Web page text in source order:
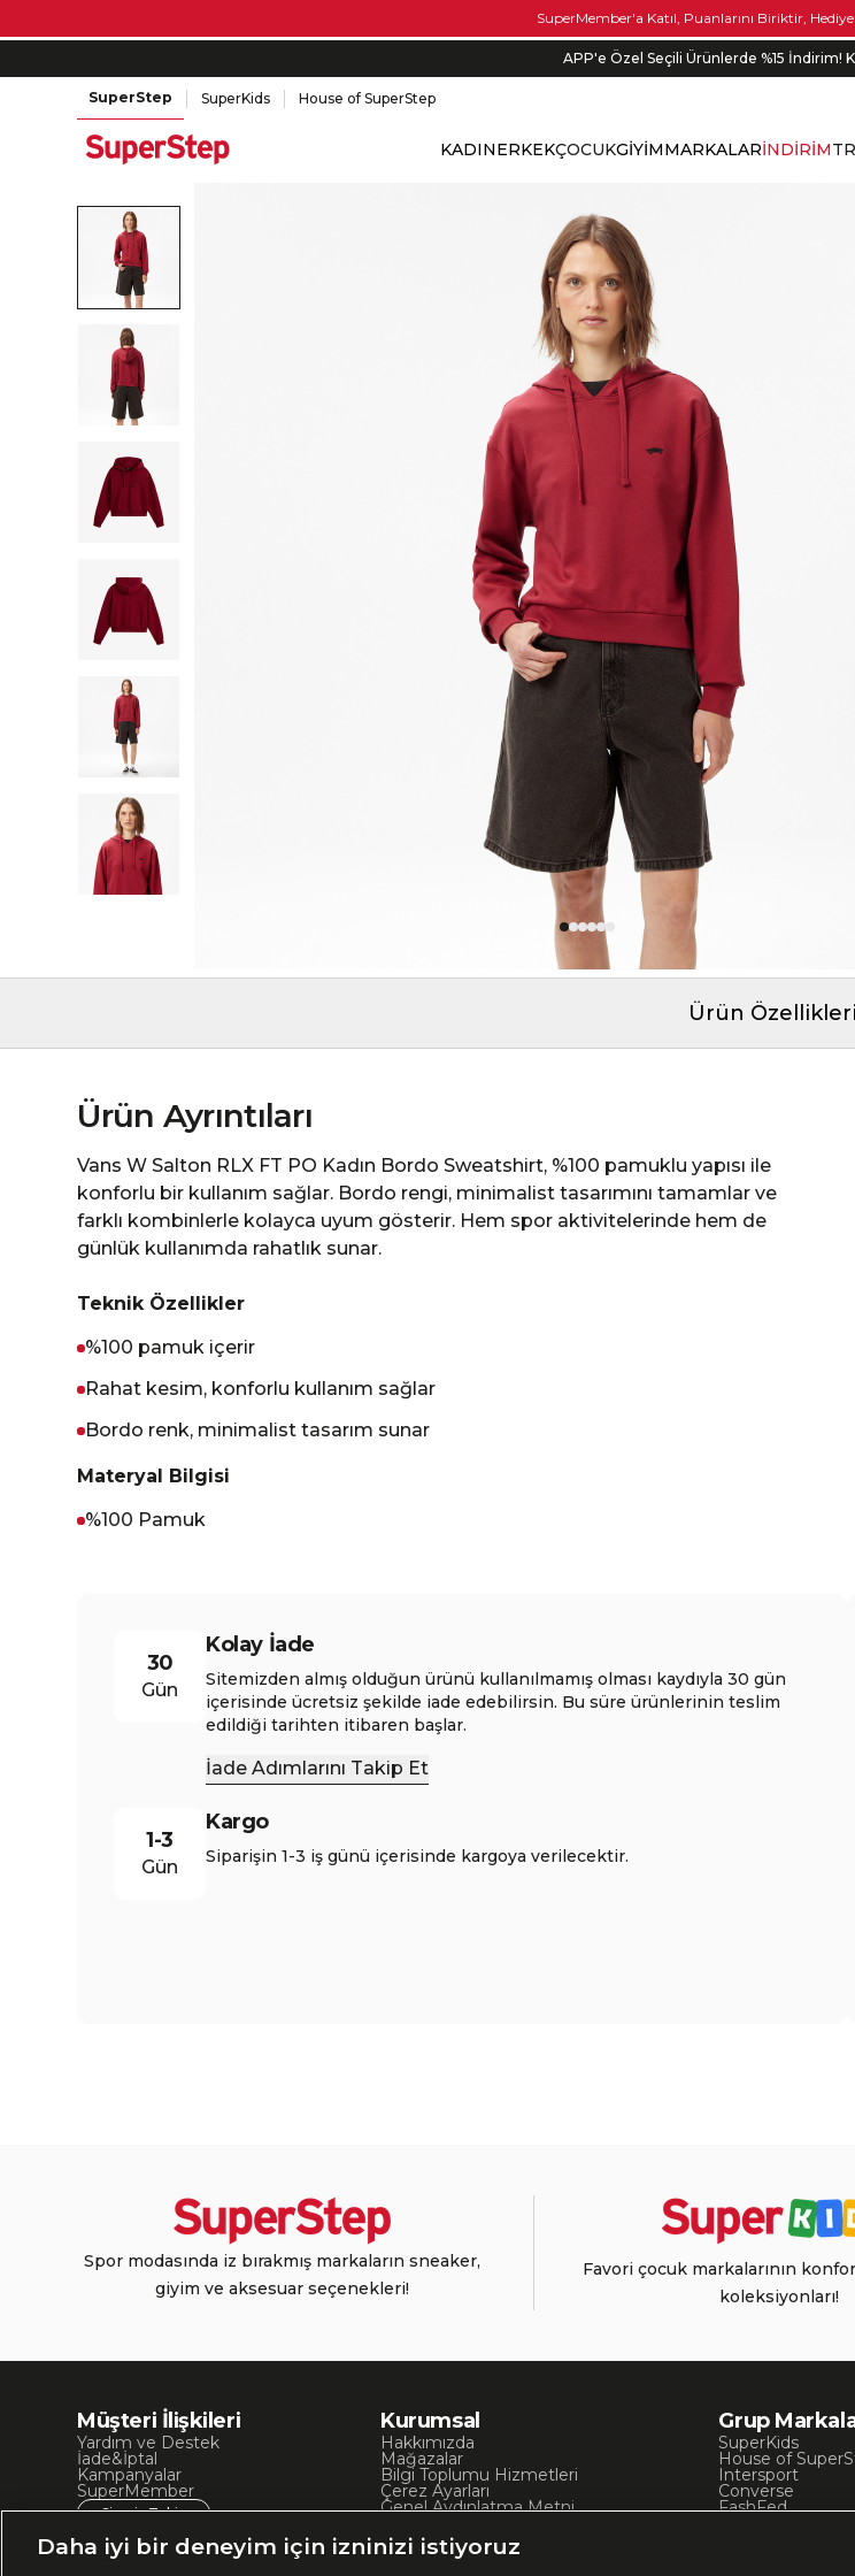
SuperMember'a Katıl, Puanlarını Biriktir,
APP'e Özel Seçili Ürünlerde %15 İndirim!
SuperStep SuperKids House of SuperStep
KADINERKEKÇOCUKGİYİMMARKALARİNDİRİM
Ürün Özellikleri
Ürün Ayrıntıları
Vans W Salton RLX FT PO Kadın Bordo Sweatshirt, %100 pamuklu yapısı ile
konforlu bir kullanım sağlar. Bordo rengi, minimalist tasarımını tamamlar ve
farklı kombinlerle kolayca uyum gösterir. Hem spor aktivitelerinde hem de
günlük kullanımda rahatlık sunar.
Teknik Özellikler
%100 pamuk içerir
Rahat kesim, konforlu kullanım sağlar
Bordo renk, minimalist tasarım sunar
Materyal Bilgisi
%100 Pamuk
30
Gün
Kolay İade
Sitemizden almış olduğun ürünü kullanılmamış olması kaydıyla 30 gün
içerisinde ücretsiz şekilde iade edebilirsin. Bu süre ürünlerinin teslim
edildiği tarihten itibaren başlar.
İade Adımlarını Takip Et
1-3
Gün
Kargo
Siparişin 1-3 iş günü içerisinde kargoya verilecektir.
Spor modasında iz bırakmış markaların sneaker,
giyim ve aksesuar seçenekleri!
Favori çocuk markalarının
koleksiyonları!
Müşteri İlişkileri
Yardım ve Destek
İade&İptal
Kampanyalar
SuperMember
Sipariş Takip
Kurumsal
Hakkımızda
Mağazalar
Bilgi Toplumu Hizmetleri
Çerez Ayarları
Genel Aydınlatma Metni
Site Haritası
İşlem Rehberi
Grup
SuperKids
House of
Intersport
Converse
FashFed
Daha iyi bir deneyim için izninizi istiyoruz